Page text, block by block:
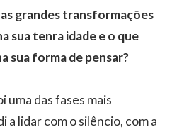
grandes transformações
sua tenra idade e o que
sua forma de pensar?
uma das fases mais
a lidar com o silêncio, com a